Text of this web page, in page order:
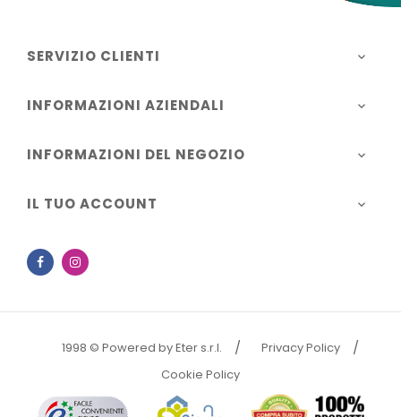
SERVIZIO CLIENTI 
INFORMAZIONI AZIENDALI 
INFORMAZIONI DEL NEGOZIO 
IL TUO ACCOUNT 
Facebook
1998 © Powered by Eter s.r.l.
Privacy Policy
Cookie Policy